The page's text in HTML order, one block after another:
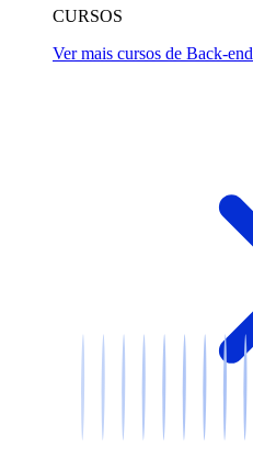
CURSOS
Ver mais cursos de Back-end